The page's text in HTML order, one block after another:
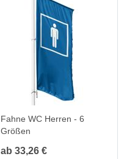
Fahne WC Herren - 6
Größen
ab 33,26 €